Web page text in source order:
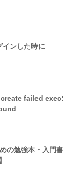
ンした時に
failed exec:
の勉強本・入門書